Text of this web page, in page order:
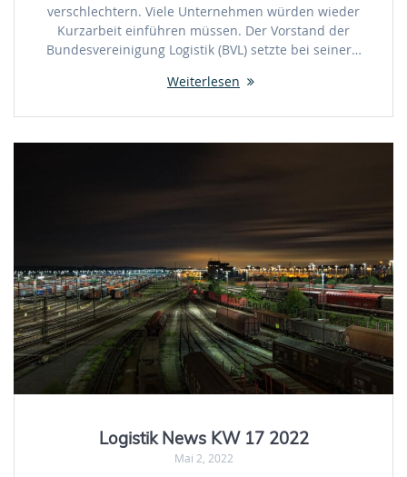
verschlechtern. Viele Unternehmen würden wieder
Kurzarbeit einführen müssen. Der Vorstand der
Bundesvereinigung Logistik (BVL) setzte bei seiner…
Weiterlesen
Logistik News KW 17 2022
Mai 2, 2022